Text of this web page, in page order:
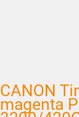
CANON
magenta